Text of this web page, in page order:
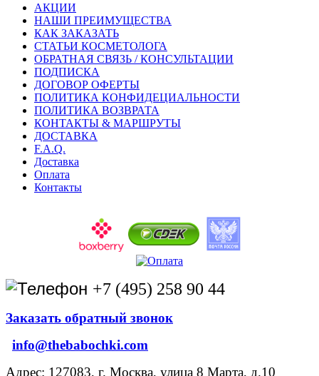
АКЦИИ
НАШИ ПРЕИМУЩЕСТВА
КАК ЗАКАЗАТЬ
СТАТЬИ КОСМЕТОЛОГА
ОБРАТНАЯ СВЯЗЬ / КОНСУЛЬТАЦИИ
ПОДПИСКА
ДОГОВОР ОФЕРТЫ
ПОЛИТИКА КОНФИДЕЦИАЛЬНОСТИ
ПОЛИТИКА ВОЗВРАТА
КОНТАКТЫ & МАРШРУТЫ
ДОСТАВКА
F.A.Q.
Доставка
Оплата
Контакты
+7 (495) 258 90 44
Заказать обратный звонок
info@thebabochki.com
Адрес: 127083, г. Москва, улица 8 Марта, д.10